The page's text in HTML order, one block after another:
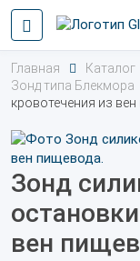
Главная Каталог
Зонд типа Блекмора
кровотечения из вен
Зонд
вен